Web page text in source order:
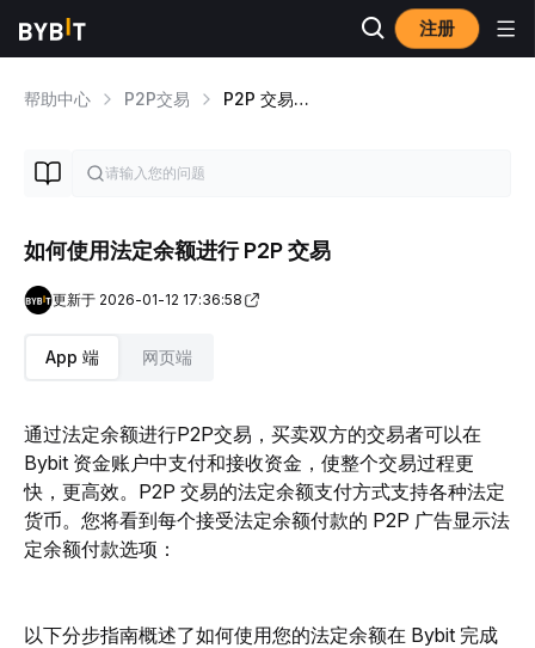
注册
帮助中心 P2P交易 P2P 交易入门指南
如何使用法定余额进行 P2P 交易
更新于 2026-01-12 17:36:58
App 端 网页端
通过法定余额进行P2P交易，买卖双方的交易者可以在
Bybit 资金账户中支付和接收资金，使整个交易过程更
快，更高效。P2P 交易的法定余额支付方式支持各种法定
货币。您将看到每个接受法定余额付款的 P2P 广告显示法
定余额付款选项：
以下分步指南概述了如何使用您的法定余额在 Bybit 完成